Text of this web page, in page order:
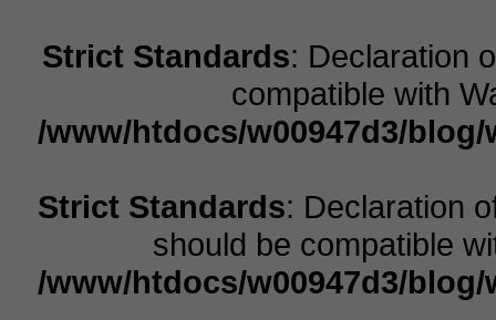
Strict Standards: Declaration
compatible with
/www/htdocs/w00947d3/
Strict Standards: Declaration
should be compatible
/www/htdocs/w00947d3/